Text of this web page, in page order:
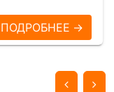
ПОДРОБНЕЕ →